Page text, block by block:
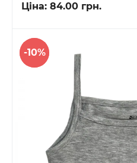
Ціна: 84.00 грн.
-10%